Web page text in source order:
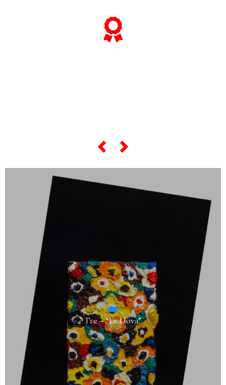
Sessantaquattro – “Confusione (il Taglio
Aperto)”